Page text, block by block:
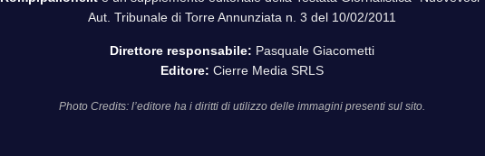
Aut. Tribunale di Torre Annunziata n. 3 del 10/02/2011
Direttore responsabile: Pasquale Giacometti
Editore: Cierre Media SRLS
Photo Credits: l’editore ha i diritti di utilizzo delle immagini presenti sul sito.